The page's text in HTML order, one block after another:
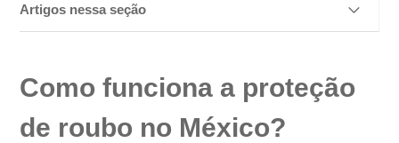
Artigos nessa seção
Posso alugar GPS no México?
Como funciona a proteção
de roubo no México?